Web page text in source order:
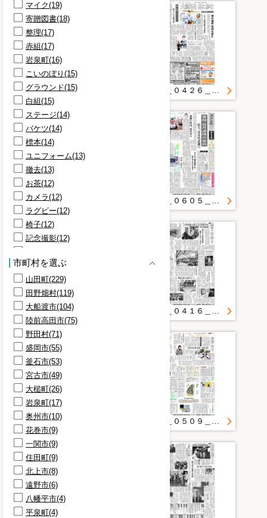
マイク(19)
寄贈図書(18)
整理(17)
赤組(17)
岩泉町(16)
こいのぼり(15)
グラウンド(15)
白組(15)
ステージ(14)
バケツ(14)
標本(14)
ユニフォーム(13)
撤去(13)
お茶(12)
カメラ(12)
ラグビー(12)
椅子(12)
記念撮影(12)
ラグビーボール(10)
帽子(10)
絵本(10)
骨格(10)
手(9)
本棚(9)
選手(9)
鯉のぼり(9)
仮装(8)
保育園(8)
保育士(8)
国立国会図書館(8)
市町村を選ぶ
山田町(229)
田野畑村(119)
大船渡市(104)
陸前高田市(75)
野田村(71)
盛岡市(55)
釜石市(53)
宮古市(49)
大槌町(26)
岩泉町(17)
奥州市(10)
花巻市(9)
一関市(9)
住田町(9)
北上市(8)
遠野市(6)
八幡平市(4)
平泉町(4)
第３回復興委員会の概要 ２０１１＿０４２６＿１９＿大槌再生 共に歩む 町仮庁舎と仮診療所開所 要の施設 気持ち新た
２０１１＿０６０５＿１＿７つの「岩手特区」を 復興会議知事提案 地方財政の優遇も
２０１１＿０４１６＿１６＿若者よ共に働こう 「内定取り消し」に支援の手 雫石の障害者施設 高卒５人程度募集 職場と住いも用意
２０１１＿０５０９＿１２＿被災母子和らげて 県内医療福祉関係者がサロン